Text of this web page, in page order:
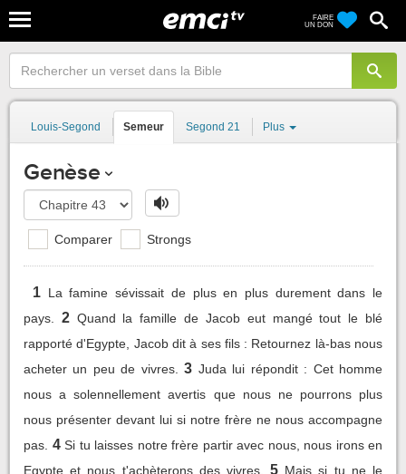
FAIRE
UN DON
Louis-Segond Semeur Segond 21 Plus
Genèse
Comparer Strongs
1 La famine sévissait de plus en plus durement dans le
pays.
2 Quand la famille de Jacob eut mangé tout le blé
rapporté d'Egypte, Jacob dit à ses fils : Retournez là-bas nous
acheter un peu de vivres.
3 Juda lui répondit : Cet homme
nous a solennellement avertis que nous ne pourrons plus
nous présenter devant lui si notre frère ne nous accompagne
pas. 4 Si tu laisses notre frère partir avec nous, nous irons en
Egypte et nous t'achèterons des vivres.
5 Mais si tu ne le